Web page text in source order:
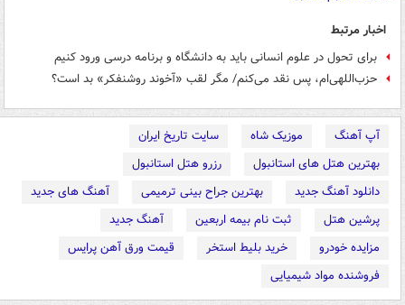
اخبار مرتبط
برای تحول در علوم انسانی باید به دانشگاه و برنامه درسی ورود کنیم
حزب‌اللهی‌ام، پس نقد می‌کنم/ مگر لقب «آخوند روشنفکر» بد است؟
آپ آهنگ موزیک شاه
سایت تاریخ ایران
بهترین هتل های استانبول
رزرو هتل استانبول
دانلود آهنگ جدید
بهترین جراح بینی ترمیمی
آهنگ های جدید
پرشین هتل
ثبت نام بیمه اربعین
آهنگ جدید
مزایده خودرو
خرید بلیط استخر
قیمت ورق آهن پرایس
فروشنده مواد شیمیایی